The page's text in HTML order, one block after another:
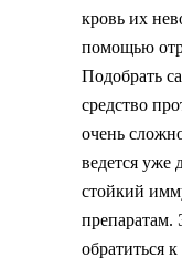
кровь их
помощью
Подобрать
средство
очень
ведется уже
стойкий
препаратам.
обратиться